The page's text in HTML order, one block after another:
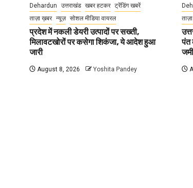
Dehardun उत्तराखंड खबर हटकर ट्रेंडिंग खबरें
ताज़ा ख़बर न्यूज़ सोशल मीडिया वायरल
प्रदेश में नकली डेयरी उत्पादों पर सख्ती,
मिलावटखोरों पर कसेगा शिकंजा, ये आदेश हुआ
जारी
August 8, 2026 Yoshita Pandey
पंत